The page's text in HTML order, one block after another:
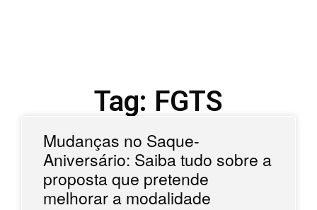
Tag: FGTS
Mudanças no Saque-
Aniversário: Saiba tudo sobre a
proposta que pretende
melhorar a modalidade